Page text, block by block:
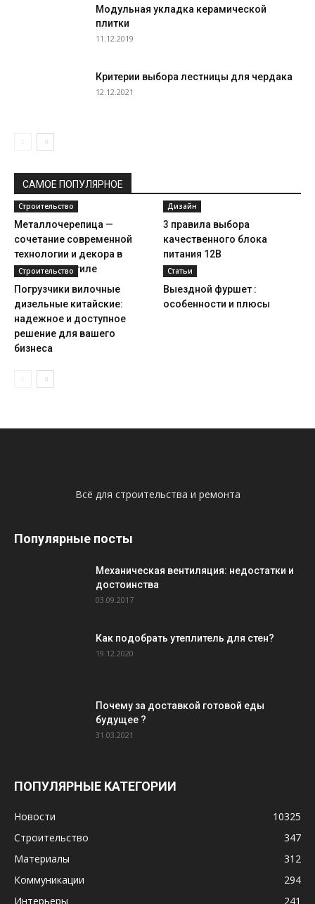
Модульная укладка керамической
плитки
11.12.2019
Критерии выбора лестницы для чердака
12.12.2021
САМОЕ ПОПУЛЯРНОЕ
Строительство
Металлочерепица —
сочетание современной
технологии и декора в
старинном стиле
Дизайн
3 правила выбора
качественного блока
питания 12В
Строительство
Погрузчики вилочные
дизельные китайские:
надежное и доступное
решение для вашего
бизнеса
Статьи
Выездной фуршет :
особенности и плюсы
Всё для строительства и ремонта
Популярные посты
Механическая вентиляция: недостатки и
достоинства
03.09.2017
Как подобрать утеплитель для стен?
19.12.2020
Почему за доставкой готовой еды
будущее ?
31.03.2021
ПОПУЛЯРНЫЕ КАТЕГОРИИ
Новости
10325
Строительство
347
Материалы
312
Коммуникации
294
Интерьеры
241